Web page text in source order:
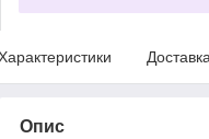
Доставка
Опис